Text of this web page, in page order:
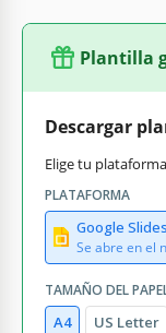
Plantilla
Descargar
Elige tu
PLATAFORMA
Google Slides
Se abre en el
TAMAÑO DEL
A4 US Letter